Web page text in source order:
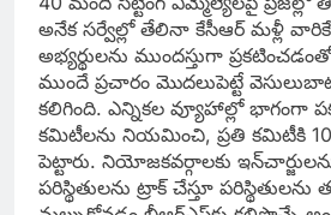
అనేక సర్వేల్లో తేలినా కేసీఆర్‌ మళ్లీ
అభ్యర్థులను ముందస్తుగా
ముందే ప్రచారం మొదలుపెట్టే
కలిగింది. ఎన్నికల వ్యూహాల్లో భాగంగా
కమిటీలను నియమించి, ప్రతి కమిటీకి
పెట్టారు. నియోజకవర్గాలకు
పరిస్థితులను ట్రాక్‌ చేస్తూ